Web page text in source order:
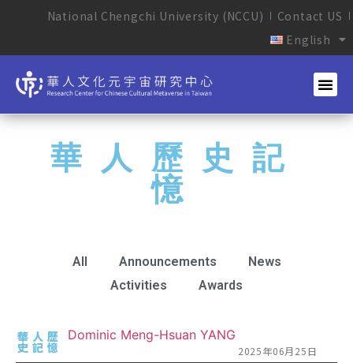
National Chengchi University (NCCU)
Contact US
English
華人歷史記
憶
All Announcements
News
Activities
Awards
華人歷
史記憶
Dominic Meng-Hsuan YANG
2025年06月25日